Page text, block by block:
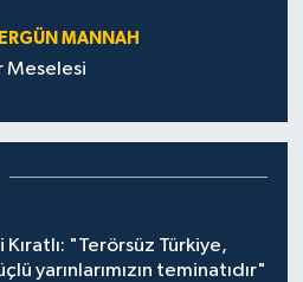
MANNAH
Meselesi
Kıratlı: "Terörsüz Türkiye,
yarınlarımızın teminatıdır"